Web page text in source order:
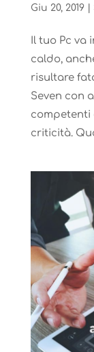
Giu 20, 2019|
Il tuo Pc va
caldo,
risultare
Seven con
competenti
criticità.